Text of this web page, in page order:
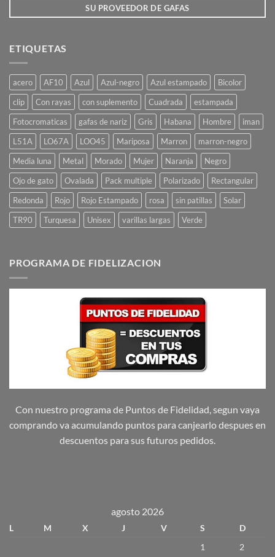
producto
SU PROVEEDOR DE GAFAS
ETIQUETAS
acero AF10 Azul Azul-negro Azul estampado
Bicolor
clip
Con rayas con suplemento Cuadrada
estampada
Fotocromaticas
gafas de nariz Gris Habana Hombre
iman
L51A
LO67A LOO45 Mariposa Marron
marron-negro
Media luna
Metal Morado Mujer Naranja
Negro
Ojo de gato
Ovalada Pack multiple Polarizado
Rectangular
Redonda
Rojo Rojo Estampado rosa sin patillas
Solar
TR90
Turquesa Unisex varillas largas Verde
PROGRAMA DE FIDELIZACION
Con nuestro programa de Puntos de Fidelidad, segun vaya
comprando va acumulando puntos para canjearlo despues en
descuentos para sus futuros pedidos.
agosto 2026
L M X J V S
D
1
2